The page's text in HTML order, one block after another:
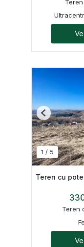
1 / 5
Previous
Teren cu
Teren